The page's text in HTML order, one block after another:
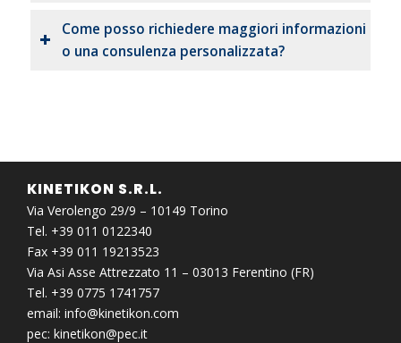
Come posso richiedere maggiori informazioni
o una consulenza personalizzata?
KINETIKON S.R.L.
Via Verolengo 29/9 – 10149 Torino
Tel. +39 011 0122340
Fax +39 011 19213523
Via Asi Asse Attrezzato 11 – 03013 Ferentino (FR)
Tel. +39 0775 1741757
email:info@kinetikon.com
pec:kinetikon@pec.it